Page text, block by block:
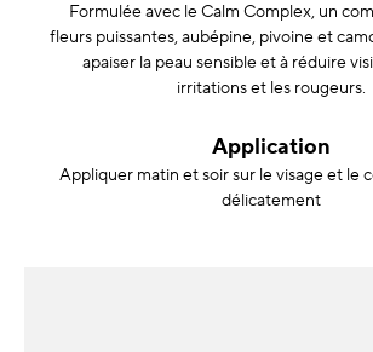
Formulée avec le Calm Complex, un
fleurs puissantes, aubépine, pivoine et
apaiser la peau sensible et à réduire
irritations et les rougeurs.
Application
Appliquer matin et soir sur le visage et le
délicatement